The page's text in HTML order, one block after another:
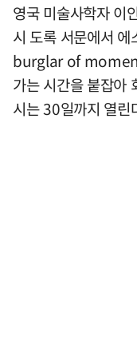
영국 미술사학자
시 도록 서문에서
burglar of
가는 시간을 붙잡아
시는 30일까지 열린